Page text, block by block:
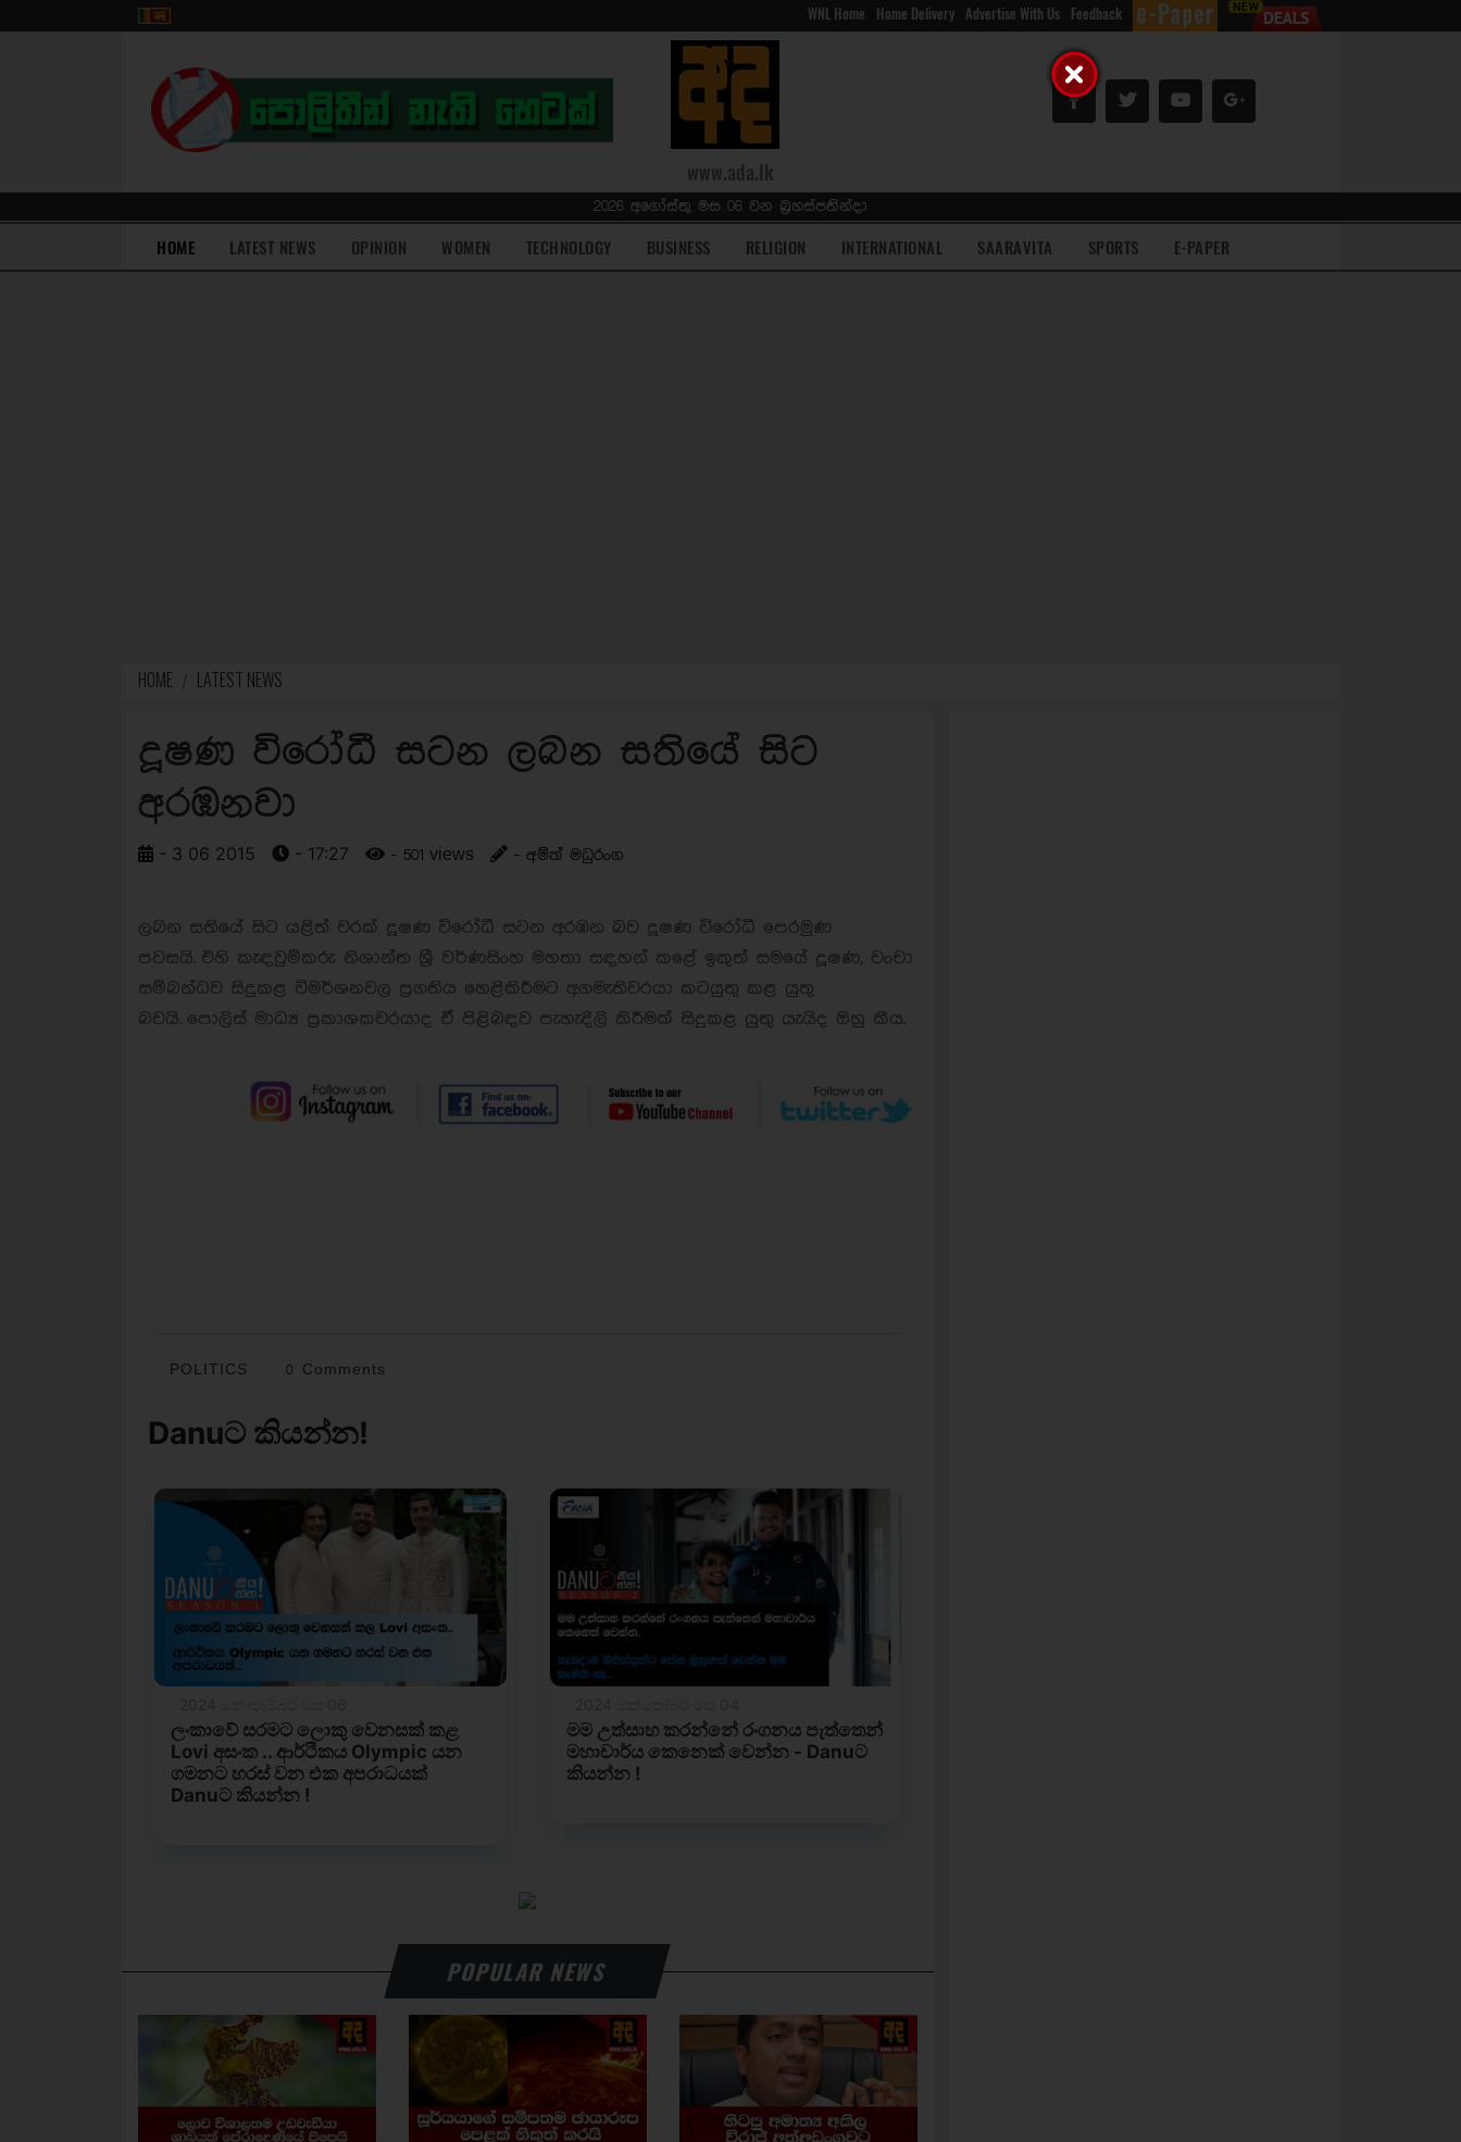
WNL Home Home Delivery Advertise With Us Feedback
www.ada.lk
2026 අගෝස්තු මස 06 වන බ්‍රහස්පතින්දා
HOME(current)LATEST NEWS OPINION WOMEN TECHNOLOGY BUSINESS RELIGION INTERNATIONAL SAARAVITA SPORTS E-PAPER
HOME LATEST NEWS
දූෂණ විරෝධී සටන ලබන සතියේ සිට
අරඹනවා
- 3 06 2015 - 17:27 - 501 views - අම්ත් මධුරංග
ලබන සතියේ සිට යළිත් වරක් දූෂණ විරෝධී සටන අරඹන බව දූෂණ විරෝධී පෙරමුණ
පවසයි. එහි කැඳවුම්කරු නිශාන්ත ශ්‍රී වර්ණසිංහ මහතා සඳහන් කළේ ඉකුත් සමයේ දූෂණ, වංචා
සම්බන්ධව සිදුකළ විමර්ශනවල ප්‍රගතිය හෙළිකිරීමට අගමැතිවරයා කටයුතු කළ යුතු
බවයි. පොලිස් මාධ්‍ය ප්‍රකාශකවරයාද ඒ පිළිබඳව පැහැදිලි කිරීමක් සිදුකළ යුතු යැයිද ඔහු කීය.
POLITICS 0 Comments
POPULAR NEWS